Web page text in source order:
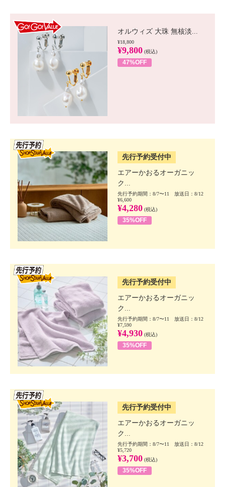
オルウィズ 大珠 無核淡...
¥18,800
¥9,800 (税込)
47%OFF
先行予約受付中
エアーかおるオーガニッ
ク...
先行予約期間：8/7〜11 放送日：8/12
¥6,600
¥4,280 (税込)
35%OFF
先行予約受付中
エアーかおるオーガニッ
ク...
先行予約期間：8/7〜11 放送日：8/12
¥7,590
¥4,930 (税込)
35%OFF
先行予約受付中
エアーかおるオーガニッ
ク...
先行予約期間：8/7〜11 放送日：8/12
¥5,720
¥3,700 (税込)
35%OFF